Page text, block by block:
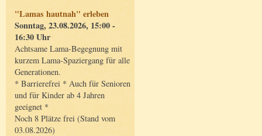
"Lamas hautnah" erleben
Sonntag, 23.08.2026, 15:00 -
16:30 Uhr
Achtsame Lama-Begegnung mit
kurzem Lama-Spaziergang für alle
Generationen.
* Barrierefrei * Auch für Senioren
und für Kinder ab 4 Jahren
geeignet *
Noch 8 Plätze frei (Stand vom
03.08.2026)